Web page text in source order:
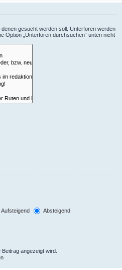
gesucht werden soll. Unterforen werden
Option „Unterforen durchsuchen“ unten nicht
Aufsteigend
Absteigend
angezeigt wird.